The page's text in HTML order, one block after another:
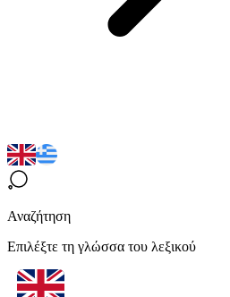
Αναζήτηση
Επιλέξτε τη γλώσσα του λεξικού